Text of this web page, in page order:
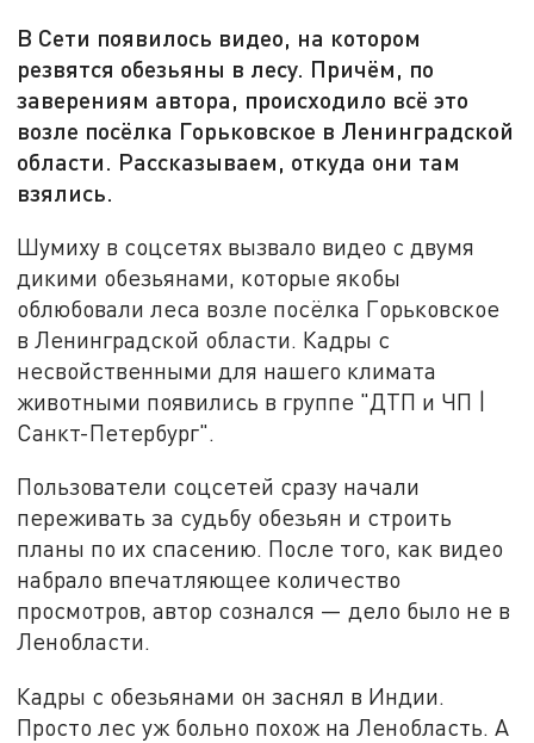
В Сети появилось видео, на котором
резвятся обезьяны в лесу. Причём, по
заверениям автора, происходило всё это
возле посёлка Горьковское в Ленинградской
области. Рассказываем, откуда они там
взялись.
Шумиху в соцсетях вызвало видео с двумя
дикими обезьянами, которые якобы
облюбовали леса возле посёлка Горьковское
в Ленинградской области. Кадры с
несвойственными для нашего климата
животными появились в группе "ДТП и ЧП |
Санкт-Петербург".
Пользователи соцсетей сразу начали
переживать за судьбу обезьян и строить
планы по их спасению. После того, как видео
набрало впечатляющее количество
просмотров, автор сознался — дело было не в
Ленобласти.
Кадры с обезьянами он заснял в Индии.
Просто лес уж больно похож на Ленобласть. А